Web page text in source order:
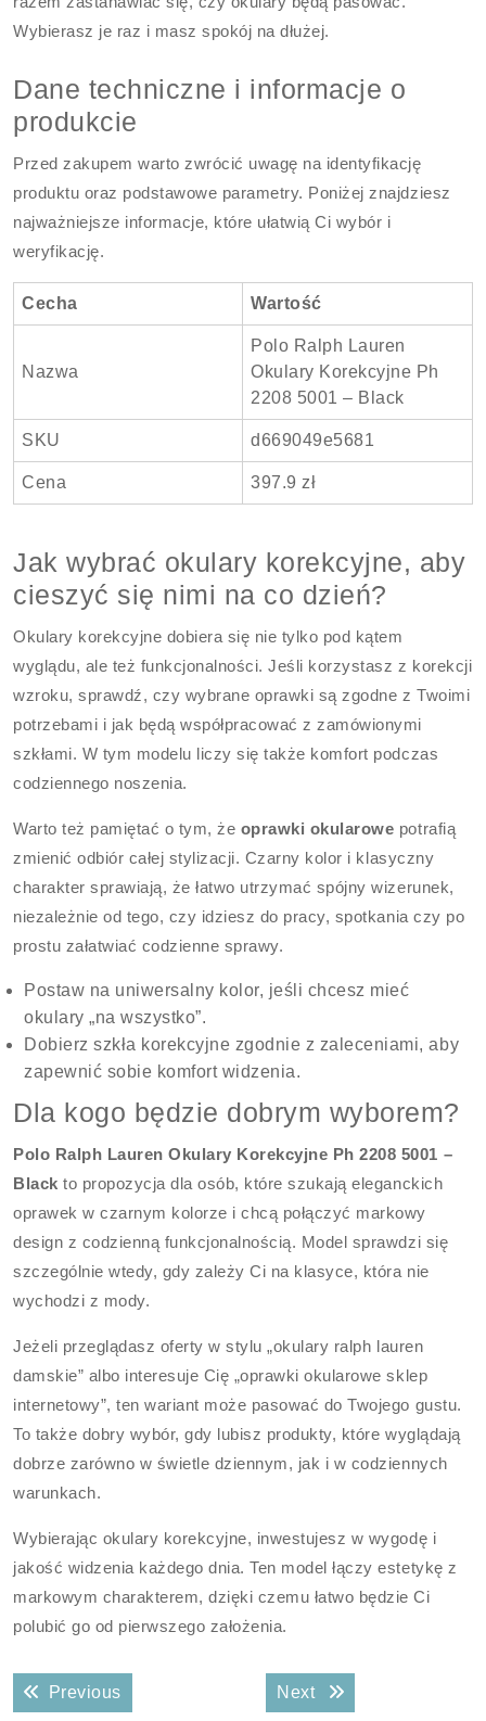
Wybierasz je raz i masz spokój na dłużej.
Dane techniczne i informacje o
produkcie
Przed zakupem warto zwrócić uwagę na identyfikację
produktu oraz podstawowe parametry. Poniżej znajdziesz
najważniejsze informacje, które ułatwią Ci wybór i
weryfikację.
Cecha Wartość
Nazwa
Polo Ralph Lauren
Okulary Korekcyjne Ph
2208 5001 – Black
SKU d669049e5681
Cena 397.9 zł
Jak wybrać okulary korekcyjne, aby
cieszyć się nimi na co dzień?
Okulary korekcyjne dobiera się nie tylko pod kątem
wyglądu, ale też funkcjonalności. Jeśli korzystasz z korekcji
wzroku, sprawdź, czy wybrane oprawki są zgodne z Twoimi
potrzebami i jak będą współpracować z zamówionymi
szkłami. W tym modelu liczy się także komfort podczas
codziennego noszenia.
Warto też pamiętać o tym, że oprawki okularowe potrafią
zmienić odbiór całej stylizacji. Czarny kolor i klasyczny
charakter sprawiają, że łatwo utrzymać spójny wizerunek,
niezależnie od tego, czy idziesz do pracy, spotkania czy po
prostu załatwiać codzienne sprawy.
Postaw na uniwersalny kolor, jeśli chcesz mieć
okulary „na wszystko”.
Dobierz szkła korekcyjne zgodnie z zaleceniami, aby
zapewnić sobie komfort widzenia.
Dla kogo będzie dobrym wyborem?
Polo Ralph Lauren Okulary Korekcyjne Ph 2208 5001 –
Black to propozycja dla osób, które szukają eleganckich
oprawek w czarnym kolorze i chcą połączyć markowy
design z codzienną funkcjonalnością. Model sprawdzi się
szczególnie wtedy, gdy zależy Ci na klasyce, która nie
wychodzi z mody.
Jeżeli przeglądasz oferty w stylu „okulary ralph lauren
damskie” albo interesuje Cię „oprawki okularowe sklep
internetowy”, ten wariant może pasować do Twojego gustu.
To także dobry wybór, gdy lubisz produkty, które wyglądają
dobrze zarówno w świetle dziennym, jak i w codziennych
warunkach.
Wybierając okulary korekcyjne, inwestujesz w wygodę i
jakość widzenia każdego dnia. Ten model łączy estetykę z
markowym charakterem, dzięki czemu łatwo będzie Ci
polubić go od pierwszego założenia.
Nawigacja
wpisuPreviousPrevious post: Next Next post: